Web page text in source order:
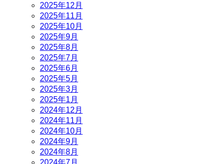
2025年12月
2025年11月
2025年10月
2025年9月
2025年8月
2025年7月
2025年6月
2025年5月
2025年3月
2025年1月
2024年12月
2024年11月
2024年10月
2024年9月
2024年8月